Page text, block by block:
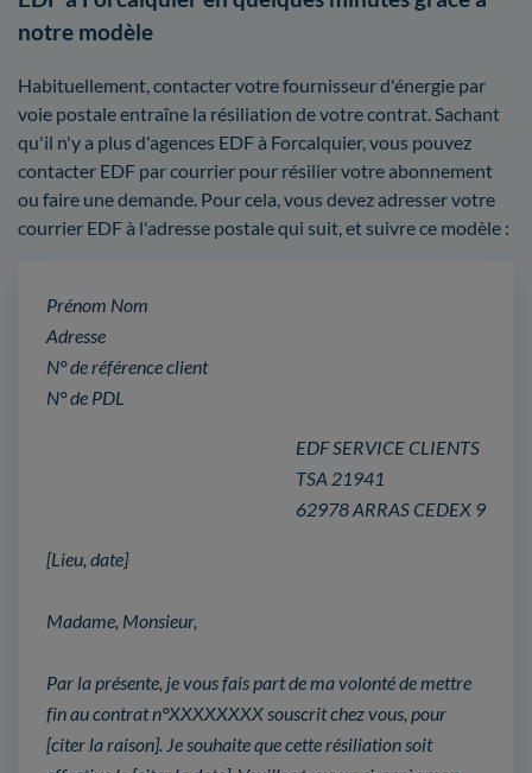
notre modèle
Habituellement, contacter votre fournisseur d'énergie par
voie postale entraîne la résiliation de votre contrat. Sachant
qu'il n'y a plus d'agences EDF à Forcalquier, vous pouvez
contacter EDF par courrier pour résilier votre abonnement
ou faire une demande. Pour cela, vous devez adresser votre
courrier EDF à l'adresse postale qui suit, et suivre ce modèle :
Prénom Nom
Adresse
N° de référence client
N° de PDL
EDF SERVICE CLIENTS
TSA 21941
62978 ARRAS CEDEX 9
[Lieu, date]
Madame, Monsieur,
Par la présente, je vous fais part de ma volonté de mettre
fin au contrat n°XXXXXXXX souscrit chez vous, pour
[citer la raison]. Je souhaite que cette résiliation soit